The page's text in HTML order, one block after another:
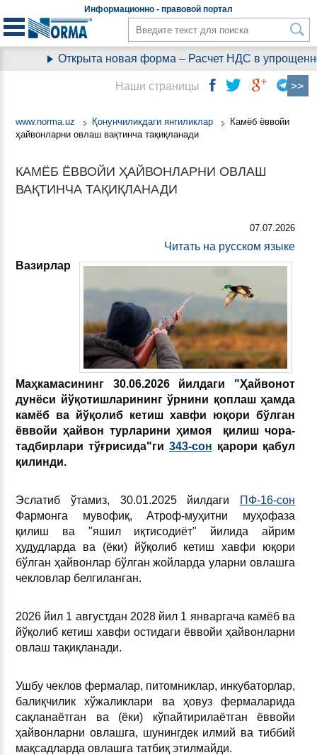
Информационно - правовой портал
Открыта новая форма – Расчет НДС в
www.norma.uz Қонунчиликдаги янгиликлар
Камёб ёввойи
ҳайвонларни овлаш вақтинча тақиқланади
КАМЁБ ЁВВОЙИ ҲАЙВОНЛАРНИ ОВЛАШ
ВАҚТИНЧА ТАҚИҚЛАНАДИ
07.07.2026
Читать на русском языке
Вазирлар
Маҳкамасининг 30.06.2026 йилдаги "Ҳайвонот
дунёси йўқотишларининг ўрнини қоплаш ҳамда
камёб ва йўқолиб кетиш хавфи юқори бўлган
ёввойи ҳайвон турларини ҳимоя қилиш чора-
тадбирлари тўғрисида"ги343-сон қарори қабул
қилинди.
Эслатиб ўтамиз, 30.01.2025 йилдаги
ПФ-16-сон
Фармонга мувофиқ, Атроф-муҳитни муҳофаза
қилиш ва "яшил иқтисодиёт" йилида айрим
ҳудудларда ва (ёки) йўқолиб кетиш хавфи юқори
бўлган ҳайвонлар бўлган жойларда уларни овлашга
чекловлар белгиланган.
2026 йил 1 августдан 2028 йил 1 январгача камёб ва
йўқолиб кетиш хавфи остидаги ёввойи ҳайвонларни
овлаш тақиқланади.
Ушбу чеклов фермалар, питомниклар, инкубаторлар,
балиқчилик хўжаликлари ва ҳовуз фермаларида
сақланаётган ва (ёки) кўпайтирилаётган ёввойи
ҳайвонларни овлашга, шунингдек илмий ва тиббий
мақсадларда овлашга татбиқ этилмайди.
Наши страницы